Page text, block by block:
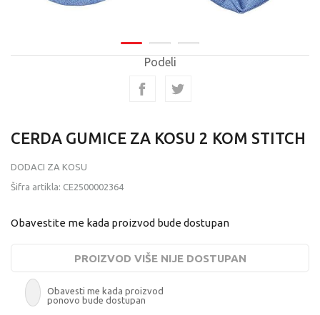
Podeli
CERDA GUMICE ZA KOSU 2 KOM STITCH
DODACI ZA KOSU
Šifra artikla: CE2500002364
Obavestite me kada proizvod bude dostupan
PROIZVOD VIŠE NIJE DOSTUPAN
Obavesti me kada proizvod
ponovo bude dostupan